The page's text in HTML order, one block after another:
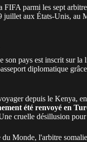
FIFA parmi les sept
juillet aux États-Unis, au
son pays est inscrit sur
diplomatique
depuis le Kenya,
été renvoyé en
cruelle désillusion pour
Monde, l'arbitre